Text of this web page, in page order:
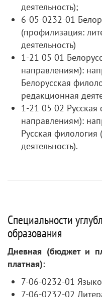
деятельность);
6-05-0232-01
(профилизация:
деятельность)
1-21 05 01
направлениям):
Белорусская
редакционная
1-21 05 02 Русская
направлениям):
Русская филология
деятельность).
Специальности
образования
Дневная (бюджет и
платная):
7-06-0232-01
7-06-0232-02